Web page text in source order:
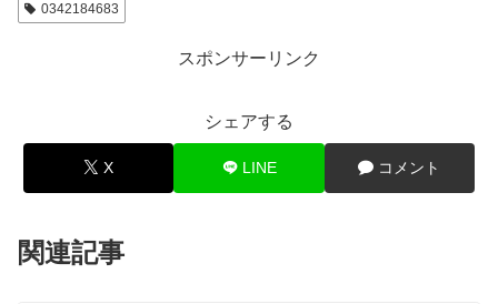
0342184683
スポンサーリンク
シェアする
X LINE コメント
関連記事